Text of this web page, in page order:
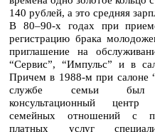
140 рублей, а это средняя
В 80–90-х годах при
регистрацию брака
приглашение на
“Сервис”, “Импульс” и в
Причем в 1988-м при салоне
службе семьи был
консультационный
семейных отношений с
платных услуг